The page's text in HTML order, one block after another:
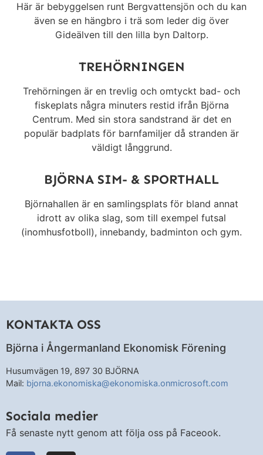
Här är bebyggelsen runt Bergvattensjön och du kan
även se en hängbro i trä som leder dig över
Gideälven till den lilla byn Daltorp.
TREHÖRNINGEN
Trehörningen är en trevlig och omtyckt bad- och
fiskeplats några minuters restid ifrån Björna
Centrum. Med sin stora sandstrand är det en
populär badplats för barnfamiljer då stranden är
väldigt långgrund.
BJÖRNA SIM- & SPORTHALL
Björnahallen är en samlingsplats för bland annat
idrott av olika slag, som till exempel futsal
(inomhusfotboll), innebandy, badminton och gym.
KONTAKTA OSS
Björna i Ångermanland Ekonomisk Förening
Husumvägen 19, 897 30 BJÖRNA
Mail: bjorna.ekonomiska@ekonomiska.onmicrosoft.com
Sociala medier
Få senaste nytt genom att följa oss på Faceook.